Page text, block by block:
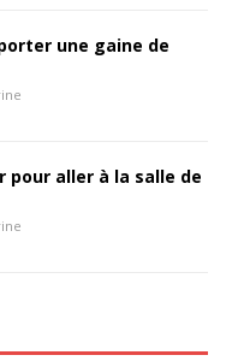
une gaine de
pour aller à la salle de